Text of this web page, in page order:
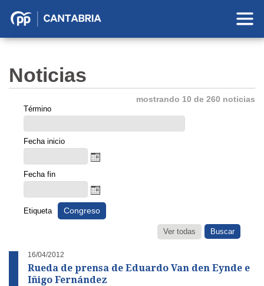
Partido
Cantabria
Noticias
mostrando 10 de 260 noticias
Término
Fecha inicio
Fecha fin
Etiqueta Congreso
Ver todas
16/04/2012
Rueda de prensa de Eduardo Van den Eynde e
Iñigo Fernández